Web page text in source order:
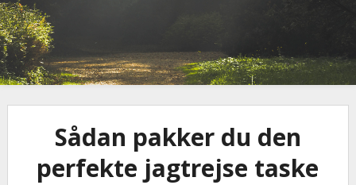
Sådan pakker du den
perfekte jagtrejse taske